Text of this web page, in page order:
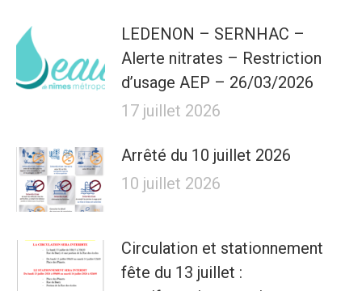
LEDENON – SERNHAC –
Alerte nitrates – Restriction
d’usage AEP – 26/03/2026
17 juillet 2026
Arrêté du 10 juillet 2026
10 juillet 2026
Circulation et stationnement
fête du 13 juillet :